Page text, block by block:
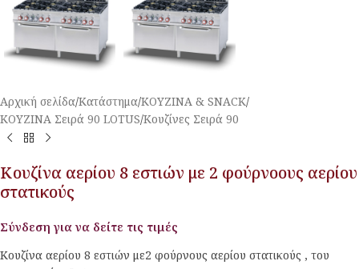
Αρχική σελίδα/Κατάστημα/ΚΟΥΖΙΝΑ & SNACK/
ΚΟΥΖΙΝΑ Σειρά 90 LOTUS/Κουζίνες Σειρά 90
Κουζίνα αερίου 8 εστιών με 2 φούρνοους αερίου
στατικούς
Σύνδεση για να δείτε τις τιμές
Κουζίνα αερίου 8 εστιών με2 φούρνους αερίου στατικούς , του